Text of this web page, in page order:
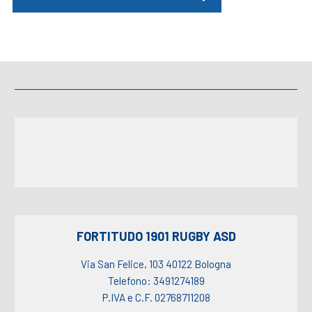
FORTITUDO 1901 RUGBY ASD
Via San Felice, 103 40122 Bologna
Telefono: 3491274189
P.IVA e C.F. 02768711208